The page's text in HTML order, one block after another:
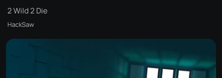
2 Wild 2 Die
HackSaw